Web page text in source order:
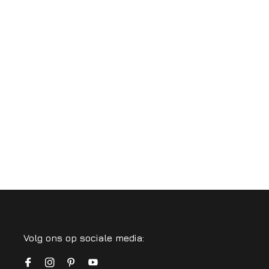
Volg ons op sociale media: